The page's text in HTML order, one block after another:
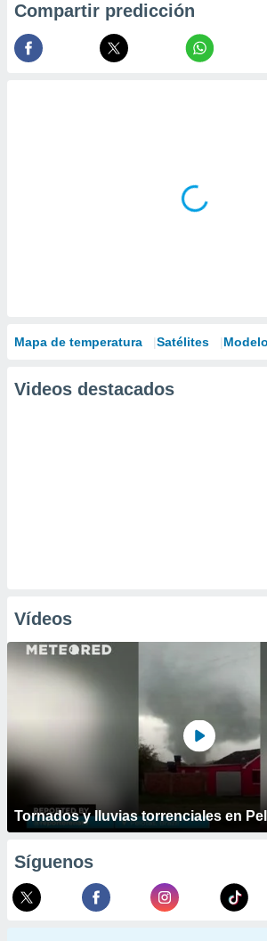
Compartir predicción
Mapa de temperatura Satélites
Videos destacados
Vídeos
Tornados y lluvias torrenciales en
Síguenos